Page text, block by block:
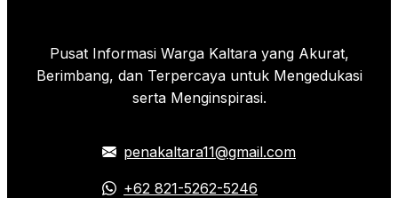
Pusat Informasi Warga Kaltara yang Akurat,
Berimbang, dan Terpercaya untuk Mengedukasi
serta Menginspirasi.
penakaltara11@gmail.com
+62 821-5262-5246